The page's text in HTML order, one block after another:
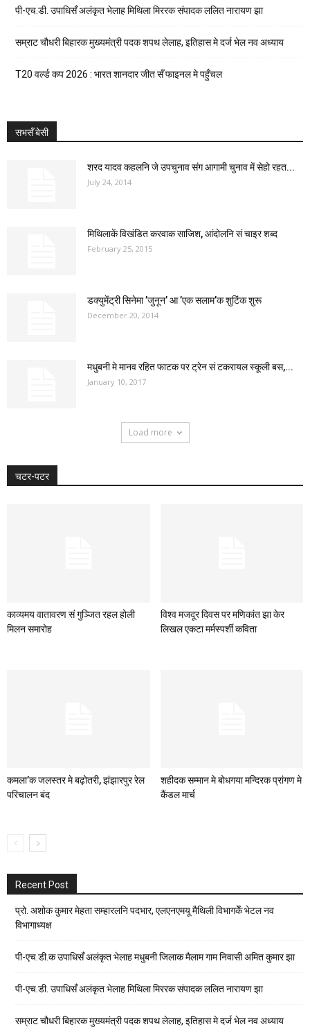
पी-एच.डी. उपाधिसँ अलंकृत भेलाह मिथिला मिररक संपादक ललित नारायण झा
सम्राट चौधरी बिहारक मुख्यमंत्री पदक शपथ लेलाह, इतिहास मे दर्ज भेल नव अध्याय
T20 वर्ल्ड कप 2026 : भारत शानदार जीत सँ फाइनल मे पहुँचल
सभसँ बेसी
शरद यादव कहलनि जे उपचुनाव संग आगामी चुनाव में सेहो रहत...
July 24, 2014
मिथिलाकें विखंडित करवाक साजिश, आंदोलनि सं चाइर शब्द
February 25, 2015
डक्युमेंट्री सिनेमा ’जुनून’ आ ’एक सलाम’क शुटिंक शुरू
December 20, 2014
मधुबनी मे मानव रहित फाटक पर ट्रेन सं टकरायल स्कूली बस,...
January 10, 2017
Load more
चटर-पटर
काव्यमय वातावरण सं गुञ्जित रहल होली
मिलन समारोह
विश्व मजदूर दिवस पर मणिकांत झा केर
लिखल एकटा मर्मस्पर्शी कविता
कमला’क जलस्तर मे बढ़ोतरी, झंझारपुर रेल
परिचालन बंद
शहीदक सम्मान मे बोधगया मन्दिरक प्रांगण मे
कैंडल मार्च
Recent Post
प्रो. अशोक कुमार मेहता सम्हारलनि पदभार, एलएनएमयू मैथिली विभागकेँ भेटल नव
विभागाध्यक्ष
पी-एच.डी.क उपाधिसँ अलंकृत भेलाह मधुबनी जिलाक मैलाम गाम निवासी अमित कुमार झा
पी-एच.डी. उपाधिसँ अलंकृत भेलाह मिथिला मिररक संपादक ललित नारायण झा
सम्राट चौधरी बिहारक मुख्यमंत्री पदक शपथ लेलाह, इतिहास मे दर्ज भेल नव अध्याय